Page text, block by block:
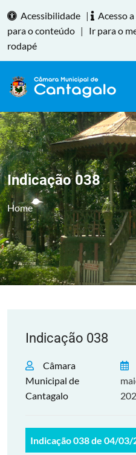
Acessibilidade | Acesso
para o conteúdo | Ir para o
rodapé
Indicação 038
Home
Indicação 038
Câmara
Municipal de
Cantagalo
Indicação 038 de 04/03/